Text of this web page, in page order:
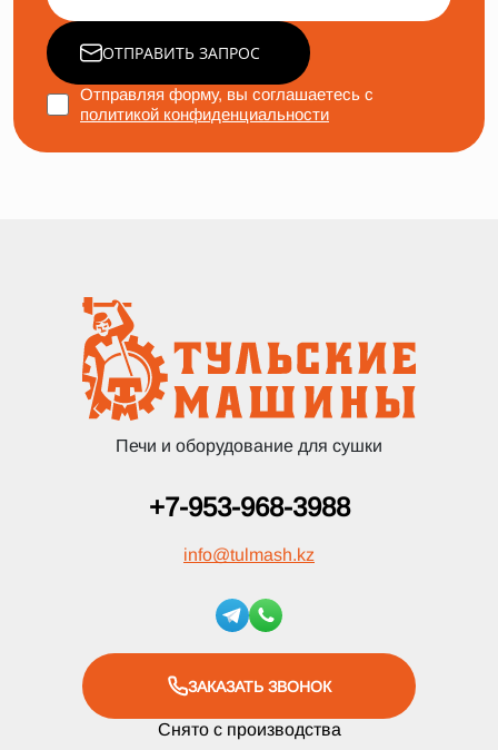
ОТПРАВИТЬ ЗАПРОС
Отправляя форму, вы соглашаетесь с
политикой конфиденциальности
Печи и оборудование для сушки
+7-953-968-3988
info@tulmash.kz
ЗАКАЗАТЬ ЗВОНОК
Снято с производства